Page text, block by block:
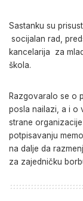
Sastanku su
socijalan rad,
kancelarija za
škola.
Razgovaralo se o
posla nailazi, a i o
strane
potpisavanju
na dalje da
za zajedničku